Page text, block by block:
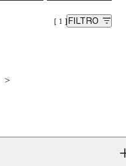
1 FILTRO
>